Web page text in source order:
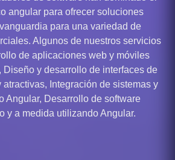
angular para ofrecer soluciones
para una variedad de
Algunos de nuestros servicios
de aplicaciones web y móviles
Diseño y desarrollo de interfaces de
Integración de sistemas y
Angular, Desarrollo de software
y a medida utilizando Angular.